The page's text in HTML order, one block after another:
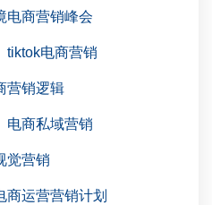
电商营销峰会
tiktok电商营销
营销逻辑
电商私域营销
觉营销
商运营营销计划